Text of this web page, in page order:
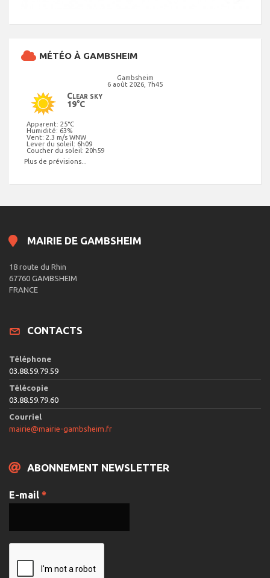
MÉTÉO À GAMBSHEIM
Gambsheim
6 août 2026, 7h45
Clear sky
19°C
Apparent: 25°C
Humidité: 63%
Vent: 2.3 m/s WNW
Lever du soleil: 6h09
Coucher du soleil: 20h59
Plus de prévisions...
MAIRIE DE GAMBSHEIM
18 route du Rhin
67760 GAMBSHEIM
FRANCE
CONTACTS
Téléphone
03.88.59.79.59
Télécopie
03.88.59.79.60
Courriel
mairie@mairie-gambsheim.fr
ABONNEMENT NEWSLETTER
E-mail *